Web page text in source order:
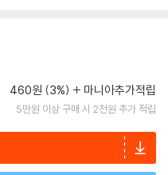
460원 (3%) 마니아추가적립
5만원 이상 구매 시 2천원 추가 적립